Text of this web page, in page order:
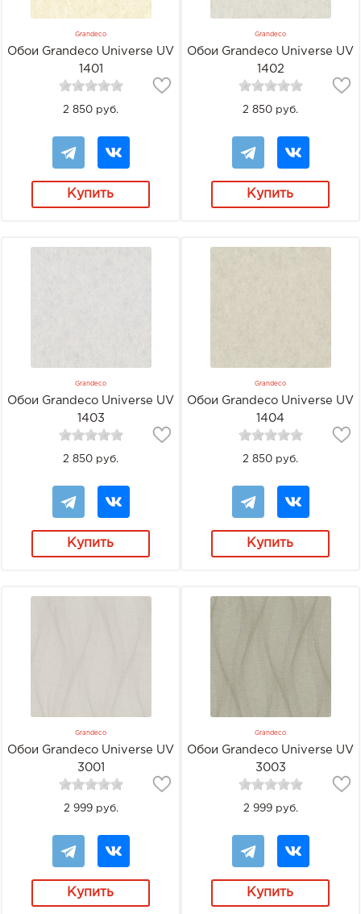
Grandeco
Обои Grandeco Universe UV
1401
2 850 руб.
Купить
Grandeco
Обои Grandeco Universe UV
1402
2 850 руб.
Купить
Grandeco
Обои Grandeco Universe UV
1403
2 850 руб.
Купить
Grandeco
Обои Grandeco Universe UV
1404
2 850 руб.
Купить
Grandeco
Обои Grandeco Universe UV
3001
2 999 руб.
Купить
Grandeco
Обои Grandeco Universe UV
3003
2 999 руб.
Купить